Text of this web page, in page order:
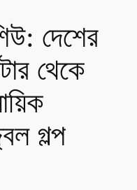
দেশের
থেকে
গল্প